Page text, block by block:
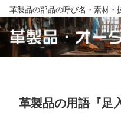
革製品の部品の呼び名・素材・
革製品の用語『足